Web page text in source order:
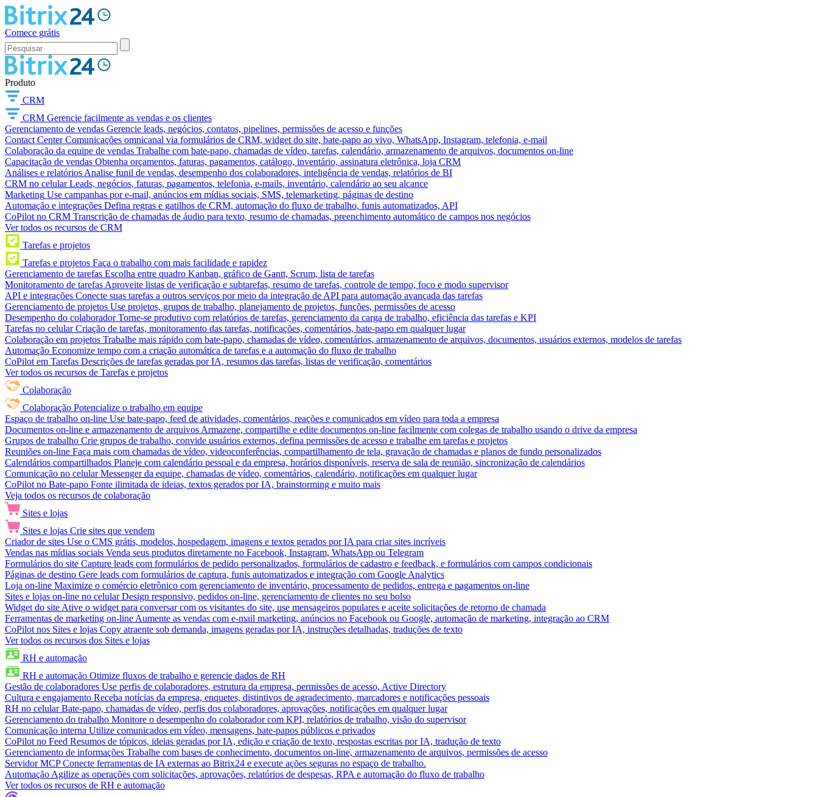
Comece grátis
Produto
CRM
CRM Gerencie facilmente as vendas e os clientes
Gerenciamento de vendas Gerencie leads, negócios, contatos, pipelines, permissões de acesso e funções
Contact Center Comunicações omnicanal via formulários de CRM, widget do site, bate-papo ao vivo, WhatsApp, Instagram, telefonia, e-mail
Colaboração da equipe de vendas Trabalhe com bate-papo, chamadas de vídeo, tarefas, calendário, armazenamento de arquivos, documentos on-line
Capacitação de vendas Obtenha orçamentos, faturas, pagamentos, catálogo, inventário, assinatura eletrônica, loja CRM
Análises e relatórios Analise funil de vendas, desempenho dos colaboradores, inteligência de vendas, relatórios de BI
CRM no celular Leads, negócios, faturas, pagamentos, telefonia, e-mails, inventário, calendário ao seu alcance
Marketing Use campanhas por e-mail, anúncios em mídias sociais, SMS, telemarketing, páginas de destino
Automação e integrações Defina regras e gatilhos de CRM, automação do fluxo de trabalho, funis automatizados, API
CoPilot no CRM Transcrição de chamadas de áudio para texto, resumo de chamadas, preenchimento automático de campos nos negócios
Ver todos os recursos de CRM
Tarefas e projetos
Tarefas e projetos Faça o trabalho com mais facilidade e rapidez
Gerenciamento de tarefas Escolha entre quadro Kanban, gráfico de Gantt, Scrum, lista de tarefas
Monitoramento de tarefas Aproveite listas de verificação e subtarefas, resumo de tarefas, controle de tempo, foco e modo supervisor
API e integrações Conecte suas tarefas a outros serviços por meio da integração de API para automação avançada das tarefas
Gerenciamento de projetos Use projetos, grupos de trabalho, planejamento de projetos, funções, permissões de acesso
Desempenho do colaborador Torne-se produtivo com relatórios de tarefas, gerenciamento da carga de trabalho, eficiência das tarefas e KPI
Tarefas no celular Criação de tarefas, monitoramento das tarefas, notificações, comentários, bate-papo em qualquer lugar
Colaboração em projetos Trabalhe mais rápido com bate-papo, chamadas de vídeo, comentários, armazenamento de arquivos, documentos, usuários externos, modelos de tarefas
Automação Economize tempo com a criação automática de tarefas e a automação do fluxo de trabalho
CoPilot em Tarefas Descrições de tarefas geradas por IA, resumos das tarefas, listas de verificação, comentários
Ver todos os recursos de Tarefas e projetos
Colaboração
Colaboração Potencialize o trabalho em equipe
Espaço de trabalho on-line Use bate-papo, feed de atividades, comentários, reações e comunicados em vídeo para toda a empresa
Documentos on-line e armazenamento de arquivos Armazene, compartilhe e edite documentos on-line facilmente com colegas de trabalho usando o drive da empresa
Grupos de trabalho Crie grupos de trabalho, convide usuários externos, defina permissões de acesso e trabalhe em tarefas e projetos
Reuniões on-line Faça mais com chamadas de vídeo, videoconferências, compartilhamento de tela, gravação de chamadas e planos de fundo personalizados
Calendários compartilhados Planeje com calendário pessoal e da empresa, horários disponíveis, reserva de sala de reunião, sincronização de calendários
Comunicação no celular Messenger da equipe, chamadas de vídeo, comentários, calendário, notificações em qualquer lugar
CoPilot no Bate-papo Fonte ilimitada de ideias, textos gerados por IA, brainstorming e muito mais
Veja todos os recursos de colaboração
Sites e lojas
Sites e lojas Crie sites que vendem
Criador de sites Use o CMS grátis, modelos, hospedagem, imagens e textos gerados por IA para criar sites incríveis
Vendas nas mídias sociais Venda seus produtos diretamente no Facebook, Instagram, WhatsApp ou Telegram
Formulários do site Capture leads com formulários de pedido personalizados, formulários de cadastro e feedback, e formulários com campos condicionais
Páginas de destino Gere leads com formulários de captura, funis automatizados e integração com Google Analytics
Loja on-line Maximize o comércio eletrônico com gerenciamento de inventário, processamento de pedidos, entrega e pagamentos on-line
Sites e lojas on-line no celular Design responsivo, pedidos on-line, gerenciamento de clientes no seu bolso
Widget do site Ative o widget para conversar com os visitantes do site, use mensageiros populares e aceite solicitações de retorno de chamada
Ferramentas de marketing on-line Aumente as vendas com e-mail marketing, anúncios no Facebook ou Google, automação de marketing, integração ao CRM
CoPilot nos Sites e lojas Copy atraente sob demanda, imagens geradas por IA, instruções detalhadas, traduções de texto
Ver todos os recursos dos Sites e lojas
RH e automação
RH e automação Otimize fluxos de trabalho e gerencie dados de RH
Gestão de colaboradores Use perfis de colaboradores, estrutura da empresa, permissões de acesso, Active Directory
Cultura e engajamento Receba notícias da empresa, enquetes, distintivos de agradecimento, marcadores e notificações pessoais
RH no celular Bate-papo, chamadas de vídeo, perfis dos colaboradores, aprovações, notificações em qualquer lugar
Gerenciamento do trabalho Monitore o desempenho do colaborador com KPI, relatórios de trabalho, visão do supervisor
Comunicação interna Utilize comunicados em vídeo, mensagens, bate-papos públicos e privados
CoPilot no Feed Resumos de tópicos, ideias geradas por IA, edição e criação de texto, respostas escritas por IA, tradução de texto
Gerenciamento de informações Trabalhe com bases de conhecimento, documentos on-line, armazenamento de arquivos, permissões de acesso
Servidor MCP Conecte ferramentas de IA externas ao Bitrix24 e execute ações seguras no espaço de trabalho.
Automação Agilize as operações com solicitações, aprovações, relatórios de despesas, RPA e automação do fluxo de trabalho
Ver todos os recursos de RH e automação